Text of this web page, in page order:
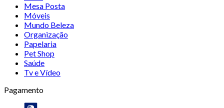
Mesa Posta
Móveis
Mundo Beleza
Organização
Papelaria
Pet Shop
Saúde
Tv e Vídeo
Pagamento